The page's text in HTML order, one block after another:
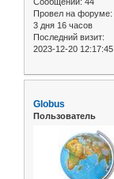
Провел на форуме:
3 дня 16 часов
Последний визит:
2023-12-20 12:17:45
Globus
Пользователь